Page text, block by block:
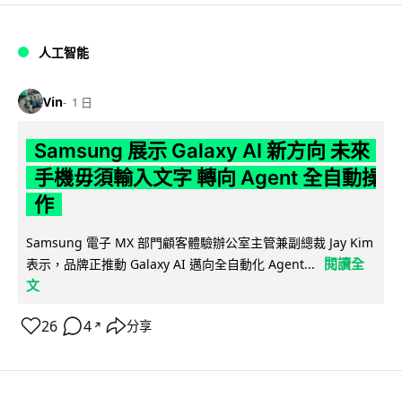
人工智能
Vin 1 日
Samsung 展示 Galaxy AI 新方向 未來
手機毋須輸入文字 轉向 Agent 全自動操
作
Samsung 電子 MX 部門顧客體驗辦公室主管兼副總裁 Jay Kim
表示，品牌正推動 Galaxy AI 邁向全自動化 Agent...
閱讀全
文
26 4 ↗ 分享